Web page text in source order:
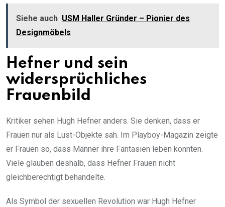
Siehe auch USM Haller Gründer – Pionier des
Designmöbels
Hefner und sein
widersprüchliches
Frauenbild
Kritiker sehen Hugh Hefner anders. Sie denken, dass er
Frauen nur als Lust-Objekte sah. Im Playboy-Magazin zeigte
er Frauen so, dass Männer ihre Fantasien leben konnten.
Viele glauben deshalb, dass Hefner Frauen nicht
gleichberechtigt behandelte.
Als Symbol der sexuellen Revolution war Hugh Hefner